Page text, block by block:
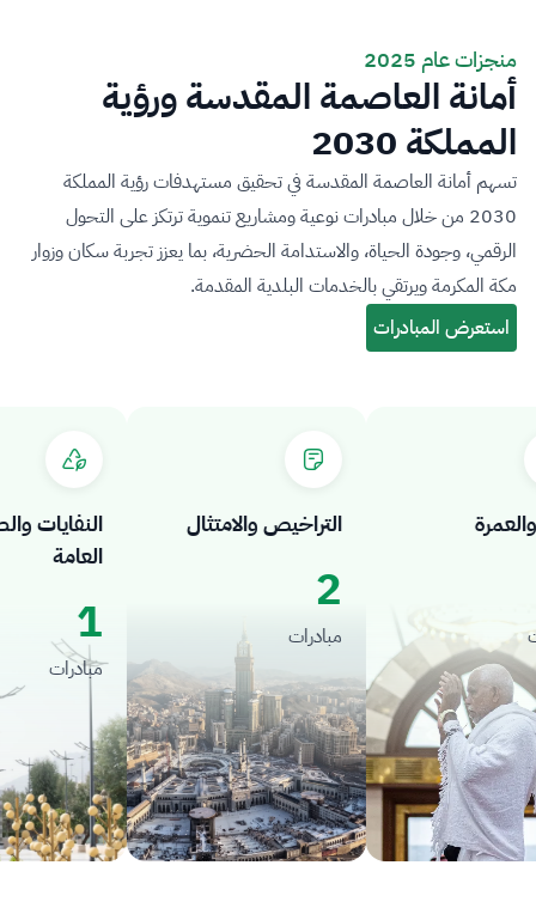
منجزات عام 2025
أمانة العاصمة المقدسة ورؤية
المملكة 2030
تسهم أمانة العاصمة المقدسة في تحقيق مستهدفات رؤية المملكة
2030 من خلال مبادرات نوعية ومشاريع تنموية ترتكز على التحول
الرقمي، وجودة الحياة، والاستدامة الحضرية، بما يعزز تجربة سكان وزوار
مكة المكرمة ويرتقي بالخدمات البلدية المقدمة.
النفايات
العامة
1
مبادرات
التراخيص والامتثال
2
مبادرات